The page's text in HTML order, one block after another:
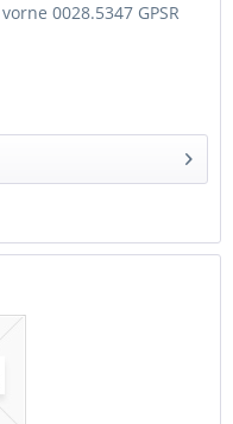
0028.5347 GPSR